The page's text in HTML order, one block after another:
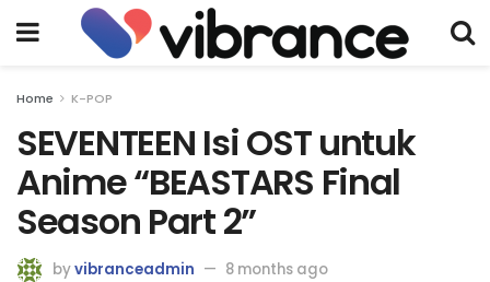
Home K-POP
SEVENTEEN Isi OST untuk
Anime “BEASTARS Final
Season Part 2”
byvibranceadmin 8 months ago